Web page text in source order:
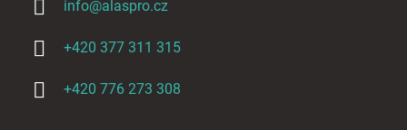
info@alaspro.cz
+420 377 311 315
+420 776 273 308